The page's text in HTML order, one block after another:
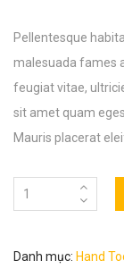
Pellentesque
malesuada fames
feugiat vitae,
sit amet quam
Mauris placerat
Danh mục: Hand